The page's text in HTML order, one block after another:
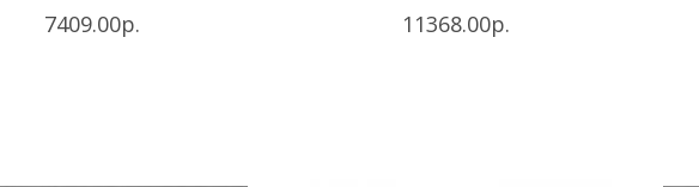
7409.00р. 11368.00р.